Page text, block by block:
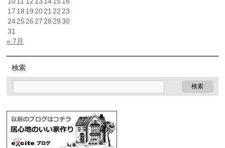
17 18 19 2021 22 23
2425 26 27 28 29 30
31
« 7月
検索